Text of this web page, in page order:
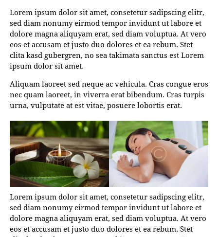
Lorem ipsum dolor sit amet, consetetur sadipscing elitr,
sed diam nonumy eirmod tempor invidunt ut labore et
dolore magna aliquyam erat, sed diam voluptua. At vero
eos et accusam et justo duo dolores et ea rebum. Stet
clita kasd gubergren, no sea takimata sanctus est Lorem
ipsum dolor sit amet.
Aliquam laoreet sed neque ac vehicula. Cras congue eros
nec quam laoreet, in viverra erat bibendum. Cras turpis
urna, vulputate at est vitae, posuere lobortis erat.
Lorem ipsum dolor sit amet, consetetur sadipscing elitr,
sed diam nonumy eirmod tempor invidunt ut labore et
dolore magna aliquyam erat, sed diam voluptua. At vero
eos et accusam et justo duo dolores et ea rebum. Stet